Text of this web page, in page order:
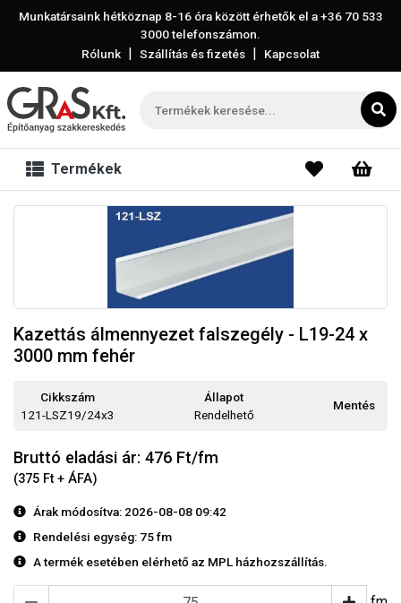
Munkatársaink hétköznap 8-16 óra között érhetők el a+36 70 533
3000telefonszámon.
Rólunk | Szállítás és fizetés | Kapcsolat
Termékek
Kazettás álmennyezet falszegély - L19-24 x
3000 mm fehér
Cikkszám
121-LSZ19/24x3
Állapot
Rendelhető
Mentés
Bruttó eladási ár: 476 Ft/fm
(375 Ft + ÁFA)
Árak módosítva: 2026-08-08 09:42
Rendelési egység: 75 fm
A termék esetében elérhető az MPL házhozszállítás.